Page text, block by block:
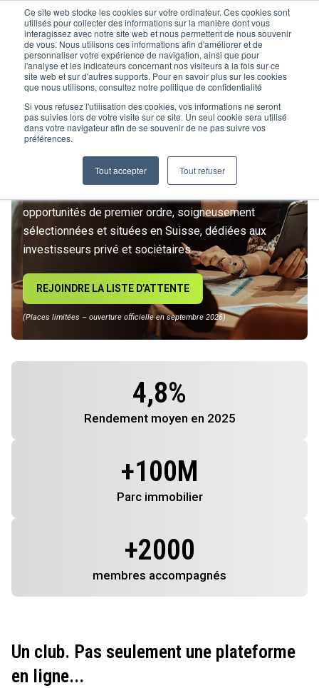
Ce site web stocke les cookies sur votre ordinateur. Ces cookies sont
utilisés pour collecter des informations sur la manière dont vous
interagissez avec notre site web et nous permettent de nous souvenir
de vous. Nous utilisons ces informations afin d'améliorer et de
personnaliser votre expérience de navigation, ainsi que pour
l'analyse et les indicateurs concernant nos visiteurs à la fois sur ce
site web et sur d'autres supports. Pour en savoir plus sur les cookies
que nous utilisons, consultez notre politique de confidentialité
Si vous refusez l'utilisation des cookies, vos informations ne seront
pas suivies lors de votre visite sur ce site. Un seul cookie sera utilisé
dans votre navigateur afin de se souvenir de ne pas suivre vos
préférences.
Tout accepter Tout refuser
L’IMMOBILIER
D’INVESTISSEMENT ENTRE
DANS UNE NOUVELLE ÈRE
Rejoignez le premier club privé d'investissement
opportunités de premier ordre, soigneusement
sélectionnées et situées en Suisse, dédiées aux
investisseurs privé et sociétaires.
REJOINDRE LA LISTE D’ATTENTE
(Places limitées – ouverture officielle en septembre 2026)
4,8%
Rendement moyen en 2025
+100M
Parc immobilier
+2000
membres accompagnés
Un club. Pas seulement une plateforme
en ligne...